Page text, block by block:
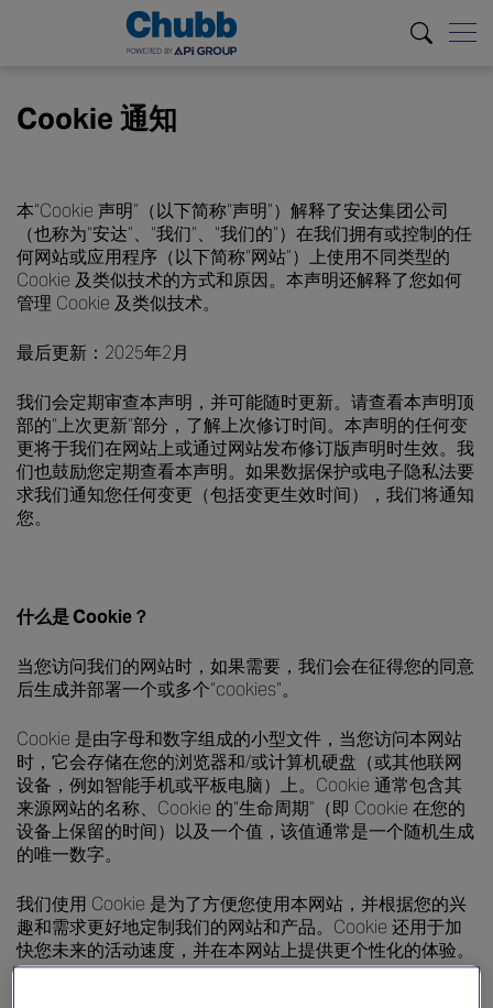
Cookie 通知
本“Cookie 声明”（以下简称“声明”）解释了安达集团公司
（也称为“安达”、“我们”、“我们的”）在我们拥有或控制的任
何网站或应用程序（以下简称“网站”）上使用不同类型的
Cookie 及类似技术的方式和原因。本声明还解释了您如何
管理 Cookie 及类似技术。
最后更新：2025年2月
我们会定期审查本声明，并可能随时更新。请查看本声明顶
部的“上次更新”部分，了解上次修订时间。本声明的任何变
更将于我们在网站上或通过网站发布修订版声明时生效。我
们也鼓励您定期查看本声明。如果数据保护或电子隐私法要
求我们通知您任何变更（包括变更生效时间），我们将通知
您。
什么是 Cookie？
当您访问我们的网站时，如果需要，我们会在征得您的同意
后生成并部署一个或多个“cookies”。
Cookie 是由字母和数字组成的小型文件，当您访问本网站
时，它会存储在您的浏览器和/或计算机硬盘（或其他联网
设备，例如智能手机或平板电脑）上。Cookie 通常包含其
来源网站的名称、Cookie 的“生命周期”（即 Cookie 在您的
设备上保留的时间）以及一个值，该值通常是一个随机生成
的唯一数字。
我们使用 Cookie 是为了方便您使用本网站，并根据您的兴
趣和需求更好地定制我们的网站和产品。Cookie 还用于加
快您未来的活动速度，并在本网站上提供更个性化的体验。